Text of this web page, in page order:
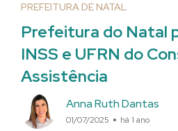
PREFEITURA DE NATAL
Prefeitura do Natal
INSS e UFRN do
Assistência
Anna Ruth Dantas
01/07/2025 há 1 ano